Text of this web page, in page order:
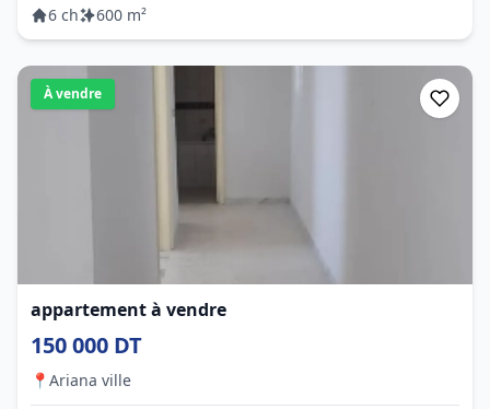
6 ch 600 m²
À vendre
appartement à vendre
150 000 DT
📍 Ariana ville